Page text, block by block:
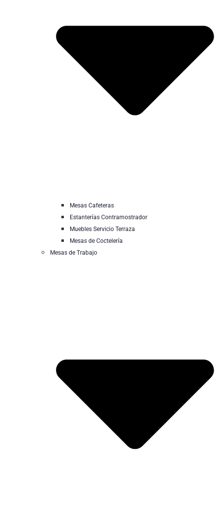
Mesas Cafeteras
Estanterías Contramostrador
Muebles Servicio Terraza
Mesas de Coctelería
Mesas de Trabajo